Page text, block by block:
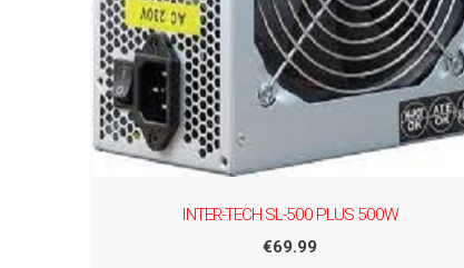
INTER-TECH SL-500 PLUS 500W
€69.99